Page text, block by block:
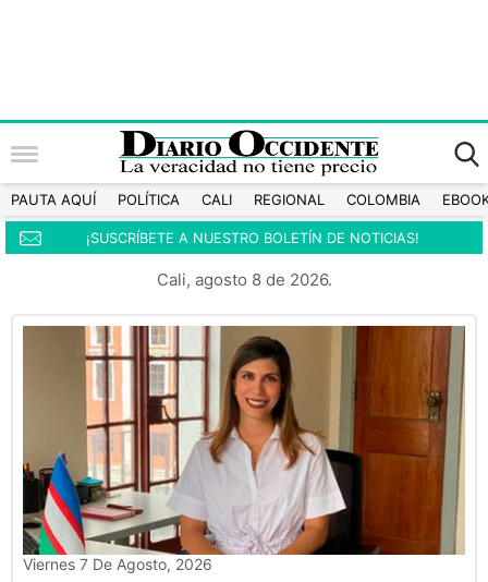
PAUTA AQUÍ POLÍTICA CALI REGIONAL COLOMBIA
¡SUSCRÍBETE A NUESTRO BOLETÍN DE NOTICIAS!
Cali, agosto 8 de 2026.
Viernes 7 De Agosto, 2026